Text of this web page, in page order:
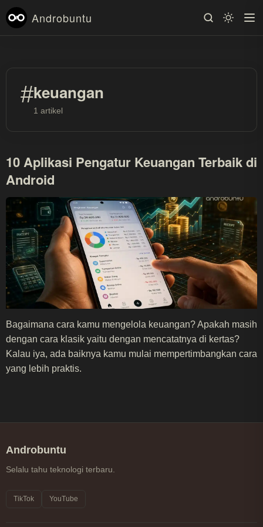
Androbuntu
#keuangan
1 artikel
10 Aplikasi Pengatur Keuangan Terbaik di
Android
Bagaimana cara kamu mengelola keuangan? Apakah masih
dengan cara klasik yaitu dengan mencatatnya di kertas?
Kalau iya, ada baiknya kamu mulai mempertimbangkan cara
yang lebih praktis.
Androbuntu
Selalu tahu teknologi terbaru.
TikTok YouTube